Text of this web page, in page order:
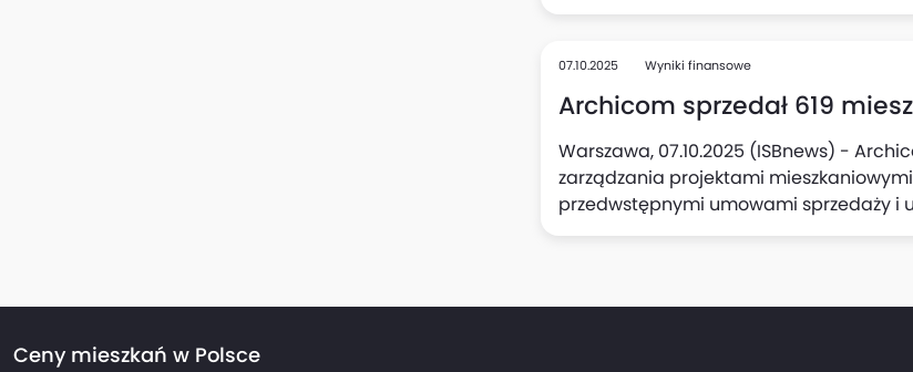
przekształcenie w umowy
07.10.2025 Wyniki finansowe
Archicom sprzedał 619
Warszawa, 07.10.2025 (ISBnews) -
zarządzania projektami
przedwstępnymi umowami sprzedaży i
(z czego 95 umów to bezpośrednio
Grupy Echo realizowane przez Grupę
Ceny mieszkań w Polsce